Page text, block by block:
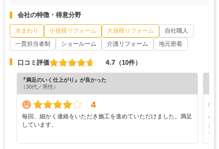
会社の特徴・得意分野
水まわり 小規模リフォーム 大規模リフォーム
自社職人
一貫担当者制
ショールーム 介護リフォーム 地元密着
口コミ評価 4.7 （10件）
『満足のいく仕上がり』が良かった
（30代／男性）
4
毎回、細かく連絡をいただき施工を進めていただけました。満足
しています。
小
た
ー